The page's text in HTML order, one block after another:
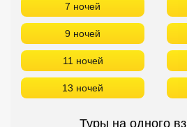
7 ночей
9 ночей
11 ночей
13 ночей
Туры на одного